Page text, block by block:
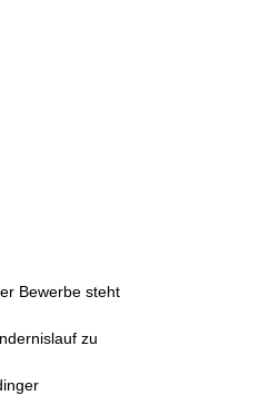
Bewerbe steht
zu